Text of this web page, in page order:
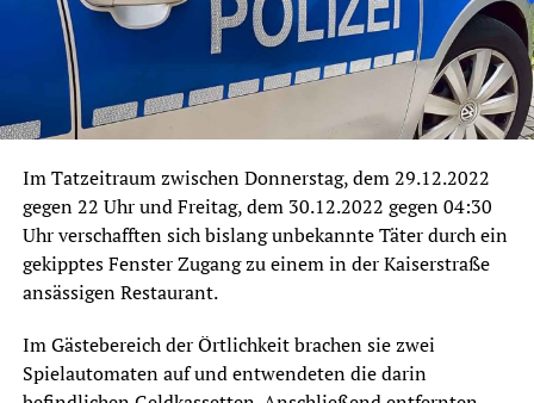
Im Tatzeitraum zwischen Donnerstag, dem 29.12.2022
gegen 22 Uhr und Freitag, dem 30.12.2022 gegen 04:30
Uhr verschafften sich bislang unbekannte Täter durch ein
gekipptes Fenster Zugang zu einem in der Kaiserstraße
ansässigen Restaurant.
Im Gästebereich der Örtlichkeit brachen sie zwei
Spielautomaten auf und entwendeten die darin